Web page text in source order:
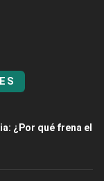
¿Por qué frena el